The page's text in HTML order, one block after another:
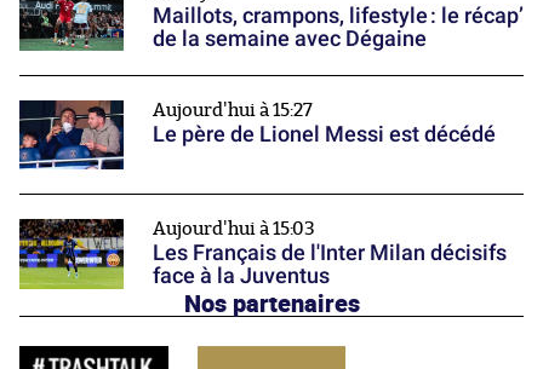
Lifestyle
Maillots, crampons, lifestyle : le récap’
Aujourd'hui à 15:27
Aujourd'hui à 15:03
Les Français de l'Inter Milan décisifs
face à la Juventus
Nos partenaires